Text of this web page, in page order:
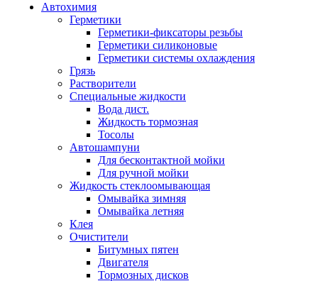
Автохимия
Герметики
Герметики-фиксаторы резьбы
Герметики силиконовые
Герметики системы охлаждения
Грязь
Растворители
Специальные жидкости
Вода дист.
Жидкость тормозная
Тосолы
Автошампуни
Для бесконтактной мойки
Для ручной мойки
Жидкость стеклоомывающая
Омывайка зимняя
Омывайка летняя
Клея
Очистители
Битумных пятен
Двигателя
Тормозных дисков